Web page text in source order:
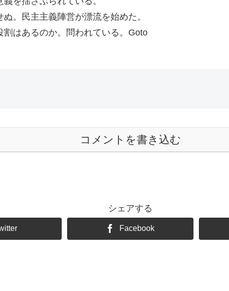
。民主主義陣営が漂流を始めた。
割はあるのか。問われている。Goto
コメントを書き込む
シェアする
Facebook